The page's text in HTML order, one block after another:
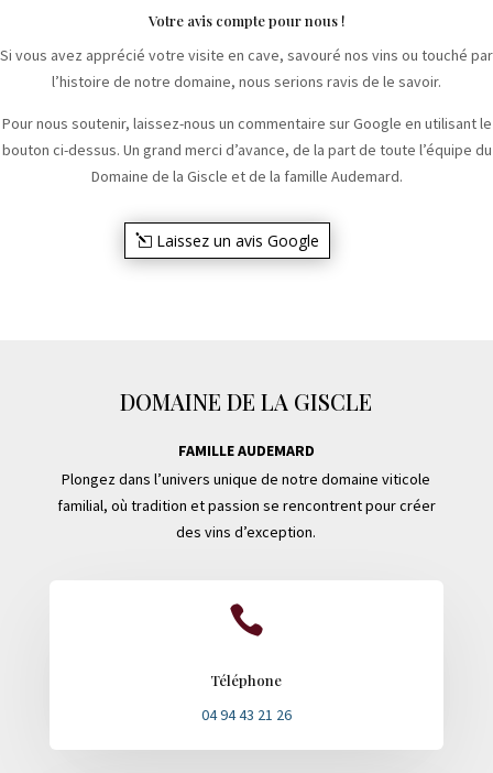
Votre avis compte pour nous !
Si vous avez apprécié votre visite en cave, savouré nos vins ou touché par
l’histoire de notre domaine, nous serions ravis de le savoir.
Pour nous soutenir, laissez-nous un commentaire sur Google en utilisant le
bouton ci-dessus. Un grand merci d’avance, de la part de toute l’équipe du
Domaine de la Giscle et de la famille Audemard.
Laissez un avis Google
DOMAINE DE LA GISCLE
FAMILLE AUDEMARD
Plongez dans l’univers unique de notre domaine viticole
familial, où tradition et passion se rencontrent pour créer
des vins d’exception.

Téléphone
04 94 43 21 26